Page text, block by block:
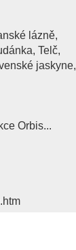
lázně,
Telč,
jaskyne,
Orbis...